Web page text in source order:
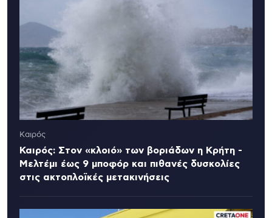
Καιρός
Καιρός: Στον «κλοιό» των βοριάδων η Κρήτη -
Μελτέμι έως 9 μποφόρ και πιθανές δυσκολίες
στις ακτοπλοϊκές μετακινήσεις